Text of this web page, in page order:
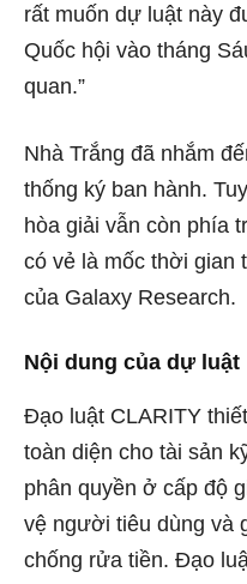
rất muốn dự luật này
Quốc hội vào tháng
quan.”
Nhà Trắng đã nhắm
thống ký ban hành.
hòa giải vẫn còn phía
có vẻ là mốc thời gian
của Galaxy Research.
Nội dung của dự luật
Đạo luật CLARITY
toàn diện cho tài sản
phân quyền ở cấp độ
vệ người tiêu dùng và
chống rửa tiền. Đạo